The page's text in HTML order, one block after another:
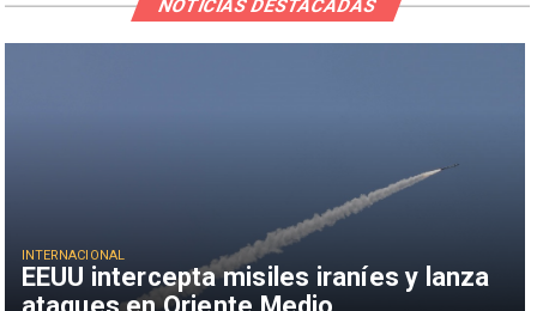
EEUU intercepta misiles iraníes y lanza
INTERNACIONAL
NOTICIAS DESTACADAS